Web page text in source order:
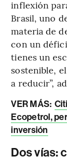
inflexión
Brasil, uno
materia de
con un
tienes un
sostenible,
a reducir”,
VER MÁS:
Ecopetrol,
inversión
Dos vías: